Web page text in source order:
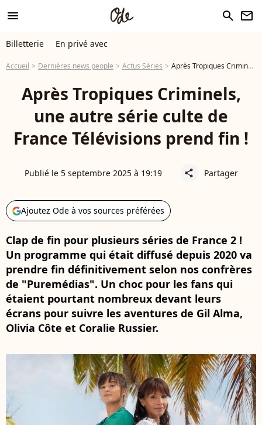
menu search newsletter
Billetterie En privé avec
Accueil Dernières news people Actus Séries Après Tropiques Criminels, une autre série culte de France Télévisions prend fin !
Après Tropiques Criminels,
une autre série culte de
France Télévisions prend fin !
Publié le 5 septembre 2025 à 19:19 share Partager
Ajoutez Ode à vos sources préférées
Clap de fin pour plusieurs séries de France 2 !
Un programme qui était diffusé depuis 2020 va
prendre fin définitivement selon nos confrères
de "Puremédias". Un choc pour les fans qui
étaient pourtant nombreux devant leurs
écrans pour suivre les aventures de Gil Alma,
Olivia Côte et Coralie Russier.